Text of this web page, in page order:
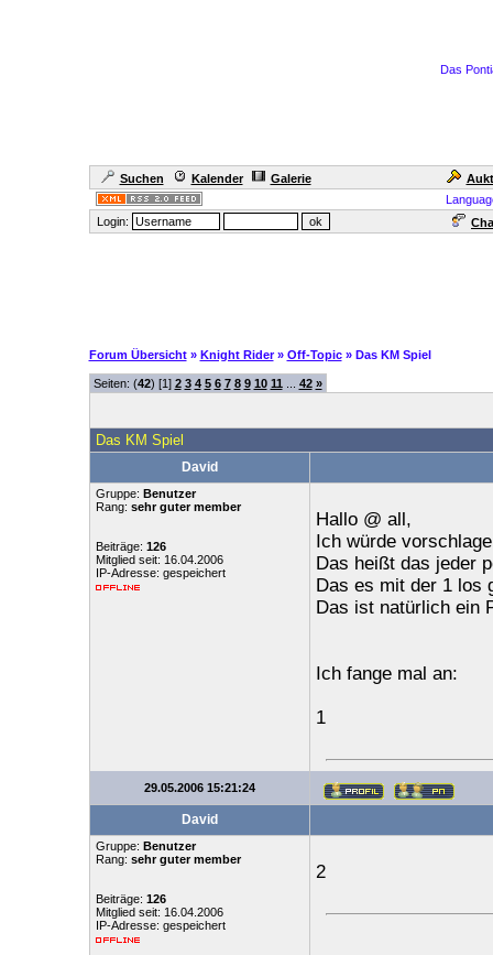
Das
Suchen Kalender Galerie
Login:
Forum Übersicht » Knight Rider » Off-Topic » Das KM Spiel
Seiten: (42) [1] 2 3 4 5 6 7 8 9 10 11 42 »
Das KM Spiel
David
Gruppe: Benutzer
Rang: sehr guter member
Beiträge: 126
Mitglied seit: 16.04.2006
IP-Adresse: gespeichert
Hallo @ all,
Ich würde
Das heißt das jeder
Das es mit der 1 los
Das ist natürlich ein
Ich fange mal an:
1
29.05.2006 15:21:24
David
Gruppe: Benutzer
Rang: sehr guter member
Beiträge: 126
Mitglied seit: 16.04.2006
IP-Adresse: gespeichert
2